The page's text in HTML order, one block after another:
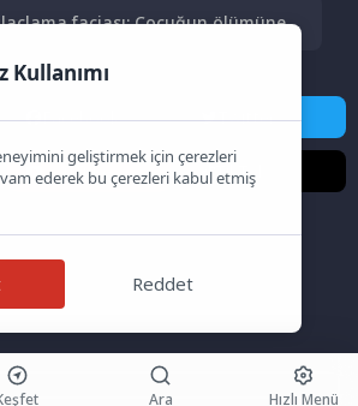
faciası: Çocuğun ölümüne
Facebook Twitter
YouTube TikTok
Ara Hızlı Menü
Kullanımı
geliştirmek için çerezleri
ederek bu çerezleri kabul etmiş
Reddet